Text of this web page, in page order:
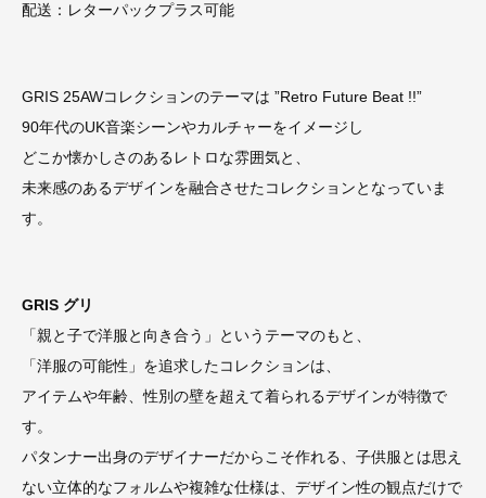
配送：レターパックプラス可能
GRIS 25AWコレクションのテーマは ”Retro Future Beat !!”
90年代のUK音楽シーンやカルチャーをイメージし
どこか懐かしさのあるレトロな雰囲気と、
未来感のあるデザインを融合させたコレクションとなっていま
す。
GRIS グリ
「親と子で洋服と向き合う」というテーマのもと、
「洋服の可能性」を追求したコレクションは、
アイテムや年齢、性別の壁を超えて着られるデザインが特徴で
す。
パタンナー出身のデザイナーだからこそ作れる、子供服とは思え
ない立体的なフォルムや複雑な仕様は、デザイン性の観点だけで